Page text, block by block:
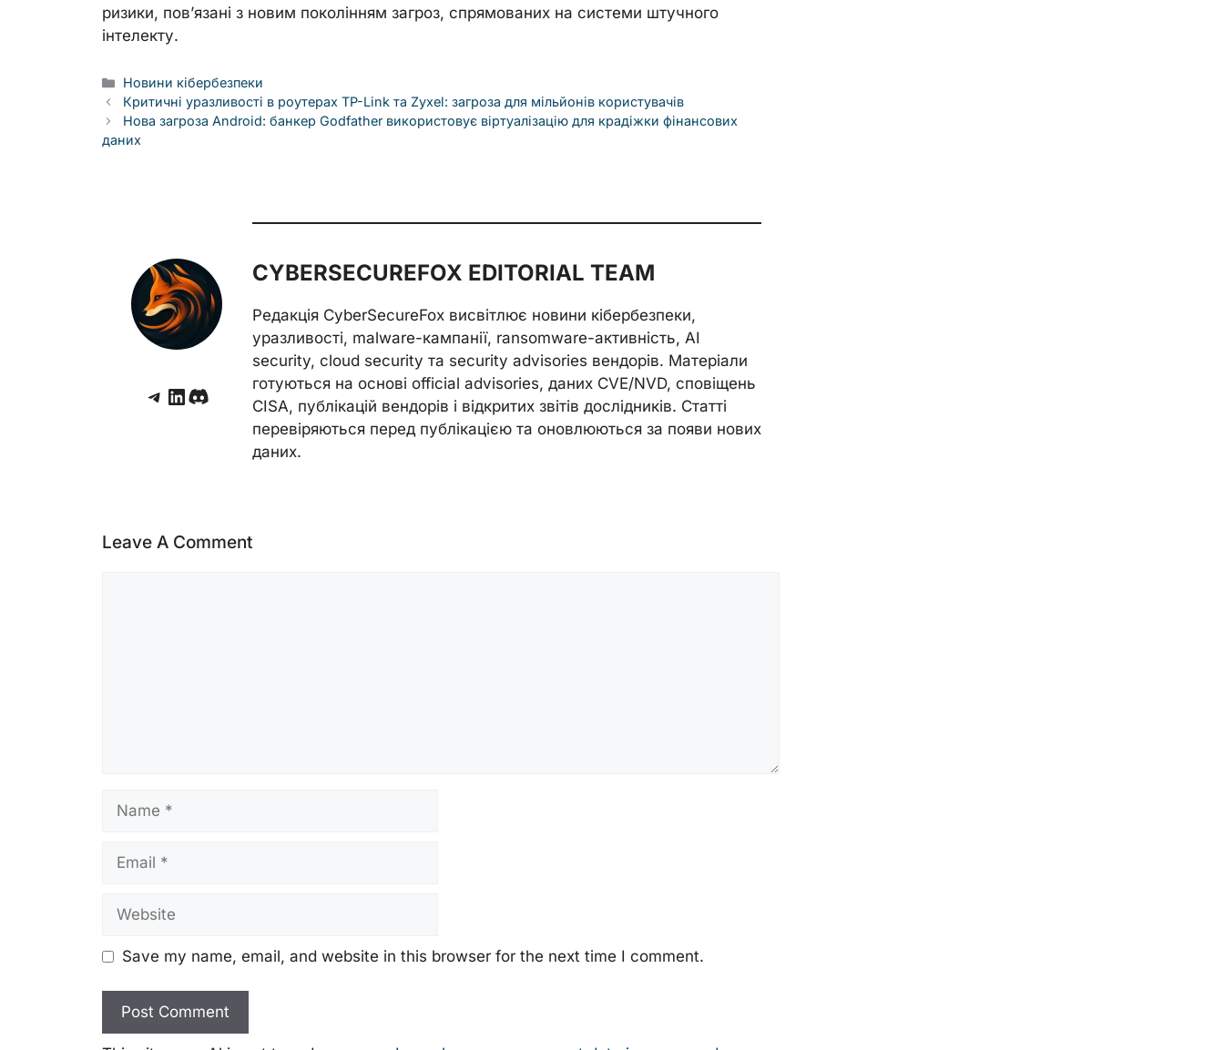
ризики, пов’язані з новим поколінням загроз, спрямованих на системи штучного
інтелекту.
Categories
Новини кібербезпеки
Критичні уразливості в роутерах TP-Link та Zyxel: загроза для мільйонів користувачів
Нова загроза Android: банкер Godfather використовує віртуалізацію для крадіжки фінансових
даних
Telegram
LinkedIn
Discord
CYBERSECUREFOX EDITORIAL TEAM
Редакція CyberSecureFox висвітлює новини кібербезпеки,
уразливості, malware-кампанії, ransomware-активність, AI
security, cloud security та security advisories вендорів. Матеріали
готуються на основі official advisories, даних CVE/NVD, сповіщень
CISA, публікацій вендорів і відкритих звітів дослідників. Статті
перевіряються перед публікацією та оновлюються за появи нових
даних.
Leave A Comment
Save my name, email, and website in this browser for the next time I comment.